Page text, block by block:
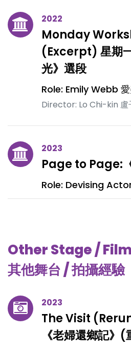
2022
Monday
(Excerpt) 星期
光》選段
Role: Emily Webb
Director: Lo Chi-kin 盧
2023
Page to Page:
Role: Devising
Other Stage /
其他舞台 / 拍攝經驗
2023
The Visit
《老婦還鄉記》